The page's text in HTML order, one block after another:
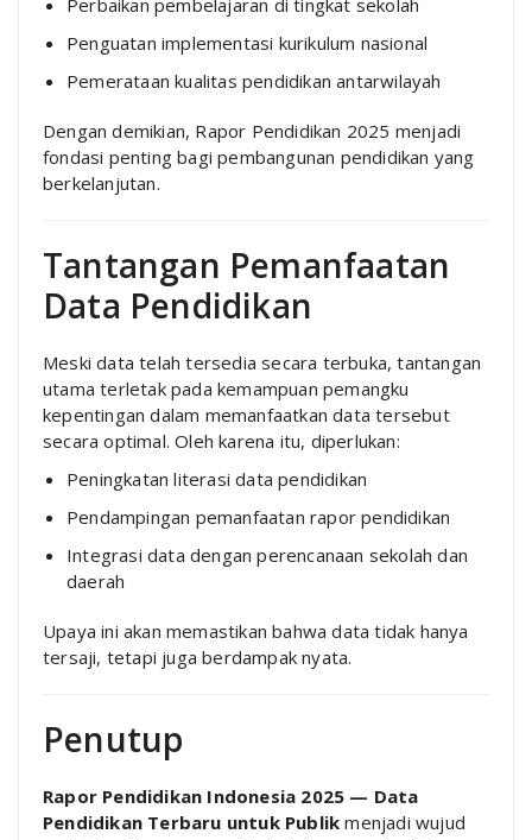
Perbaikan pembelajaran di tingkat sekolah
Penguatan implementasi kurikulum nasional
Pemerataan kualitas pendidikan antarwilayah
Dengan demikian, Rapor Pendidikan 2025 menjadi
fondasi penting bagi pembangunan pendidikan yang
berkelanjutan.
Tantangan Pemanfaatan
Data Pendidikan
Meski data telah tersedia secara terbuka, tantangan
utama terletak pada kemampuan pemangku
kepentingan dalam memanfaatkan data tersebut
secara optimal. Oleh karena itu, diperlukan:
Peningkatan literasi data pendidikan
Pendampingan pemanfaatan rapor pendidikan
Integrasi data dengan perencanaan sekolah dan
daerah
Upaya ini akan memastikan bahwa data tidak hanya
tersaji, tetapi juga berdampak nyata.
Penutup
Rapor Pendidikan Indonesia 2025 — Data
Pendidikan Terbaru untuk Publik menjadi wujud